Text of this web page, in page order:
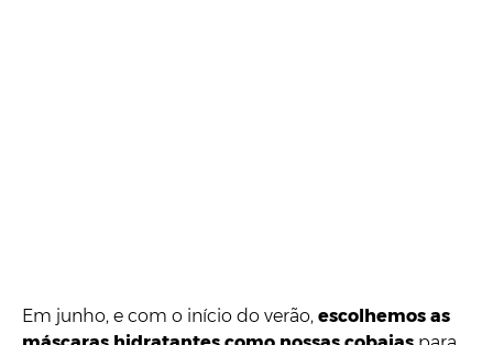
Em junho, e com o início do verão, escolhemos as